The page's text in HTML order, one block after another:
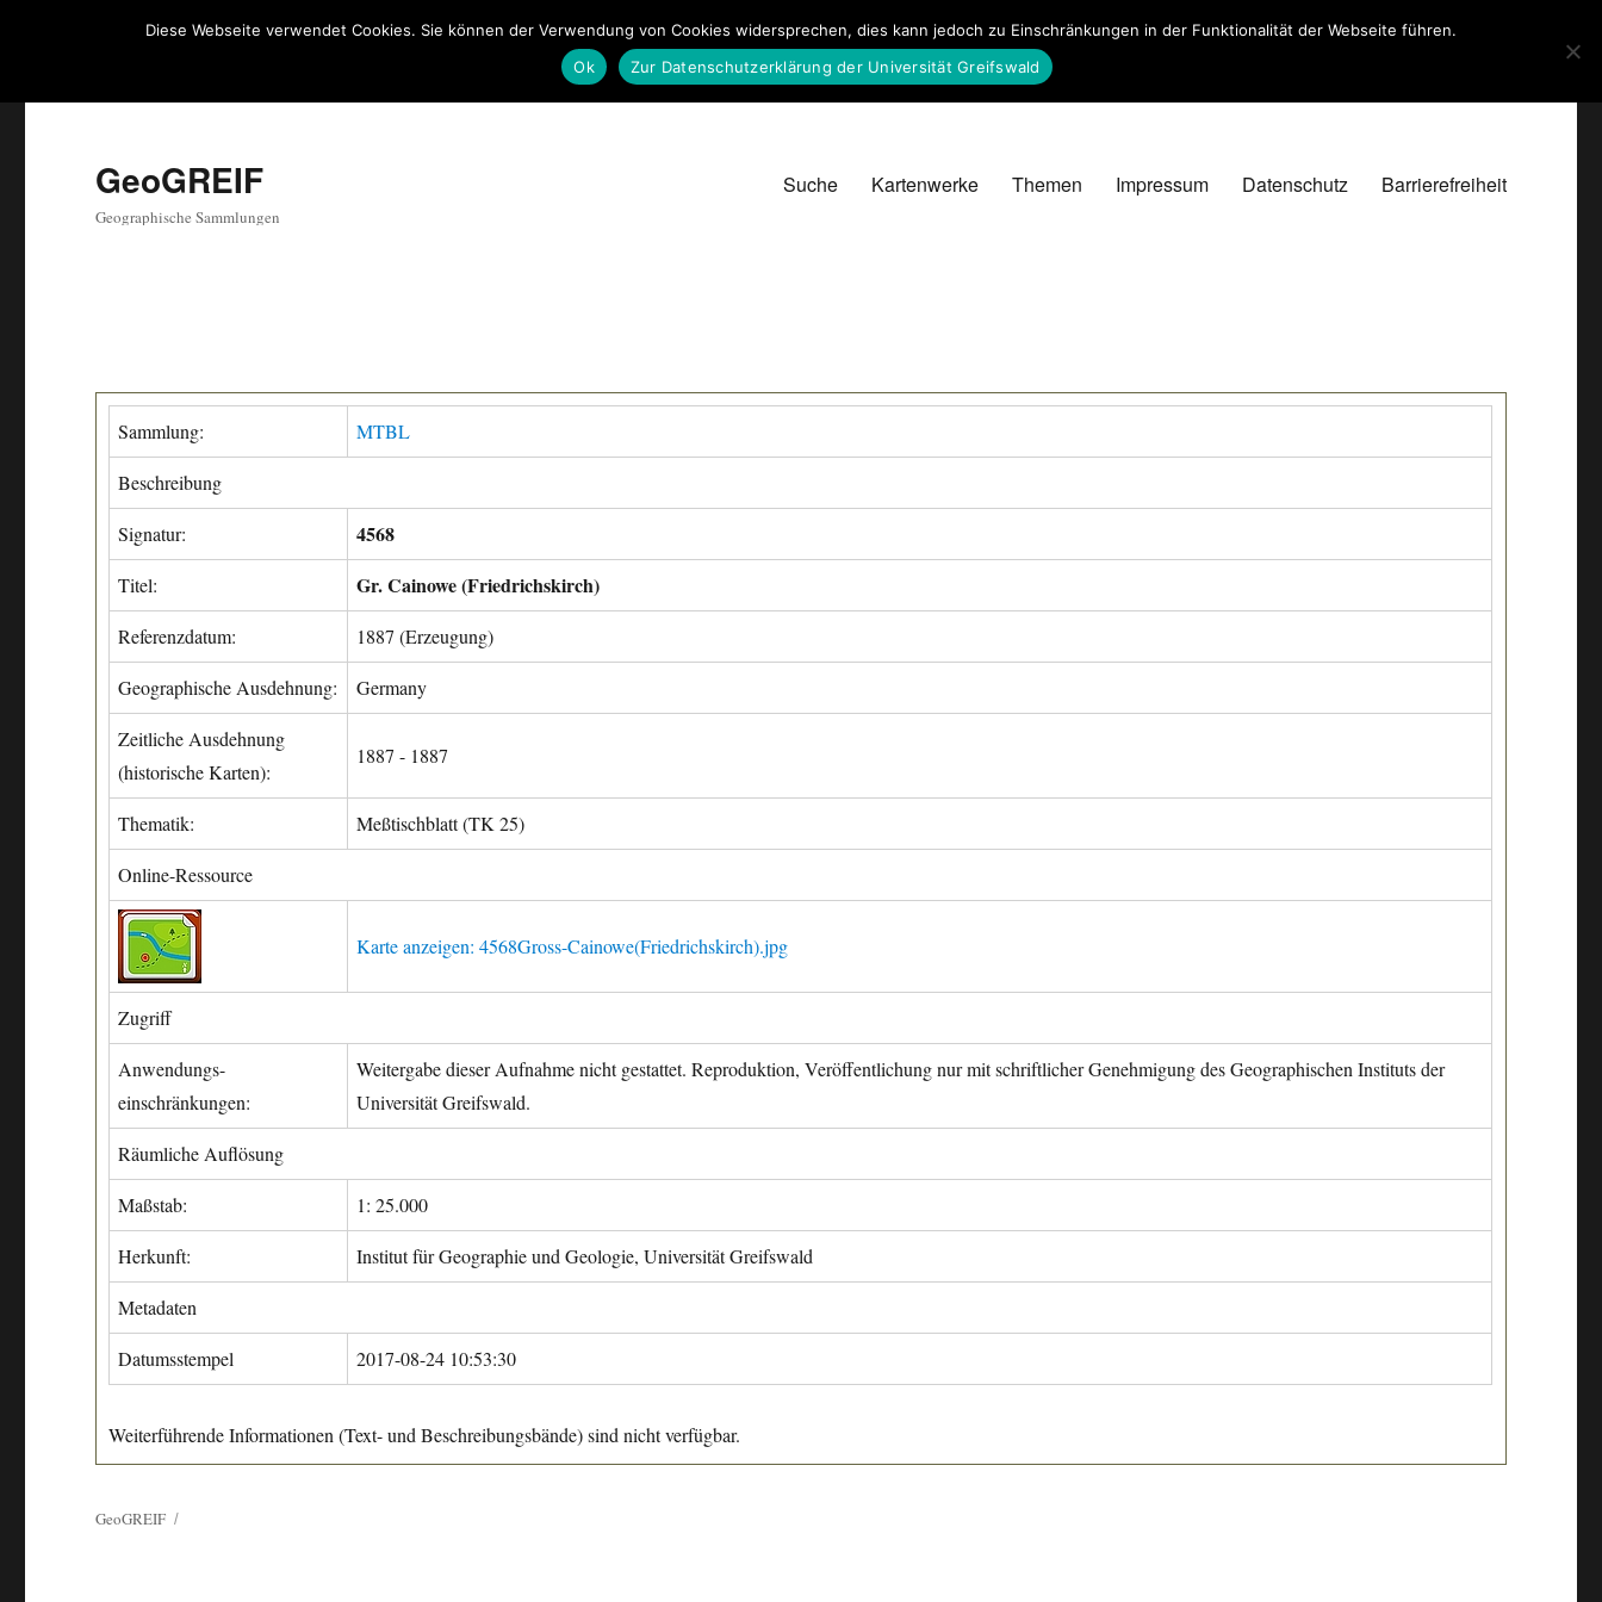
GeoGREIF
Geographische Sammlungen
Suche Kartenwerke Themen Impressum Datenschutz Barrierefreiheit
Sammlung: MTBL
Beschreibung
Signatur: 4568
Titel: Gr. Cainowe (Friedrichskirch)
Referenzdatum: 1887 (Erzeugung)
Geographische Ausdehnung: Germany
Zeitliche Ausdehnung
(historische Karten):
1887 - 1887
Thematik: Meßtischblatt (TK 25)
Online-Ressource
Karte anzeigen: 4568Gross-Cainowe(Friedrichskirch).jpg
Zugriff
Anwendungs-
einschränkungen:
Weitergabe dieser Aufnahme nicht gestattet. Reproduktion, Veröffentlichung nur mit schriftlicher Genehmigung des Geographischen Instituts der
Universität Greifswald.
Räumliche Auflösung
Maßstab: 1: 25.000
Herkunft: Institut für Geographie und Geologie, Universität Greifswald
Metadaten
Datumsstempel 2017-08-24 10:53:30
Weiterführende Informationen (Text- und Beschreibungsbände) sind nicht verfügbar.
GeoGREIF
Diese Webseite verwendet Cookies. Sie können der Verwendung von Cookies widersprechen, dies kann jedoch zu Einschränkungen in der Funktionalität der Webseite führen.
Ok
Zur Datenschutzerklärung der Universität Greifswald